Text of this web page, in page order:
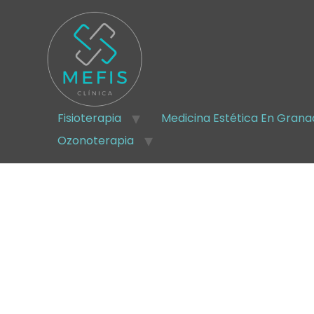
Fisioterapia Medicina Estética En
Ozonoterapia